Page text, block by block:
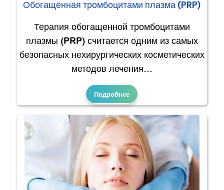
Обогащенная тромбоцитами плазма (PRP)
Терапия обогащенной тромбоцитами
плазмы (PRP) считается одним из самых
безопасных нехирургических косметических
методов лечения…
Подробнее